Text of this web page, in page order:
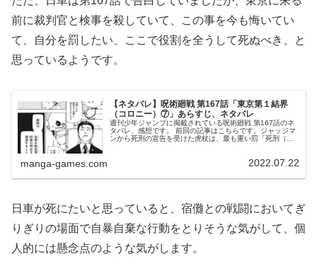
前に裁判官と検事を殺していて、この事を今も悔いてい
て、自分を罰したい、ここで役割を全うして死ぬべき、と
思っているようです。
【ネタバレ】呪術廻戦 第167話「東京第１結界
（コロニー）⑦」あらすじ、ネタバレ
週刊少年ジャンプに掲載されている呪術廻戦 第167話のネ
タバレ、感想です。 前回の記事はこちらです。ジャッジマ
ンから死刑の宣告を受けた虎杖は、最も重い罰「死刑（デ
manga-games.com 2022.07.22
日車が死にたいと思っていると、宿儺との戦闘においてぎ
りぎりの場面で自暴自棄な行動をとりそうな気がして、個
人的には懸念点のような気がします。